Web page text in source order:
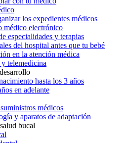
los expedientes médicos
médico electrónico
especialidades y terapias
del hospital antes que tu bebé
en la atención médica
telemedicina
hasta los 3 años
en adelante
médicos
y aparatos de adaptación
bucal